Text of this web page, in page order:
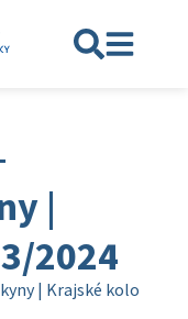
|
2024
| Krajské kolo